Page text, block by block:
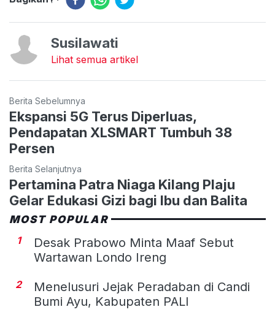
Susilawati
Lihat semua artikel
Berita Sebelumnya
Ekspansi 5G Terus Diperluas,
Pendapatan XLSMART Tumbuh 38
Persen
Berita Selanjutnya
Pertamina Patra Niaga Kilang Plaju
Gelar Edukasi Gizi bagi Ibu dan Balita
MOST POPULAR
1
Desak Prabowo Minta Maaf Sebut
Wartawan Londo Ireng
2
Menelusuri Jejak Peradaban di Candi
Bumi Ayu, Kabupaten PALI